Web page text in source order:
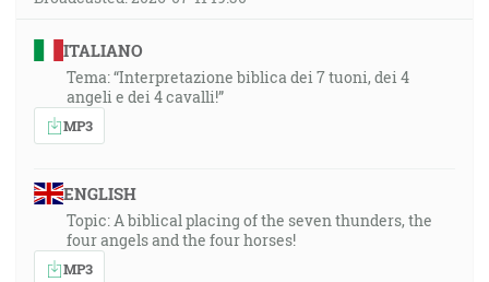
ITALIANO
Tema: “Interpretazione biblica dei 7 tuoni, dei 4
angeli e dei 4 cavalli!”
MP3
ENGLISH
Topic: A biblical placing of the seven thunders, the
four angels and the four horses!
MP3